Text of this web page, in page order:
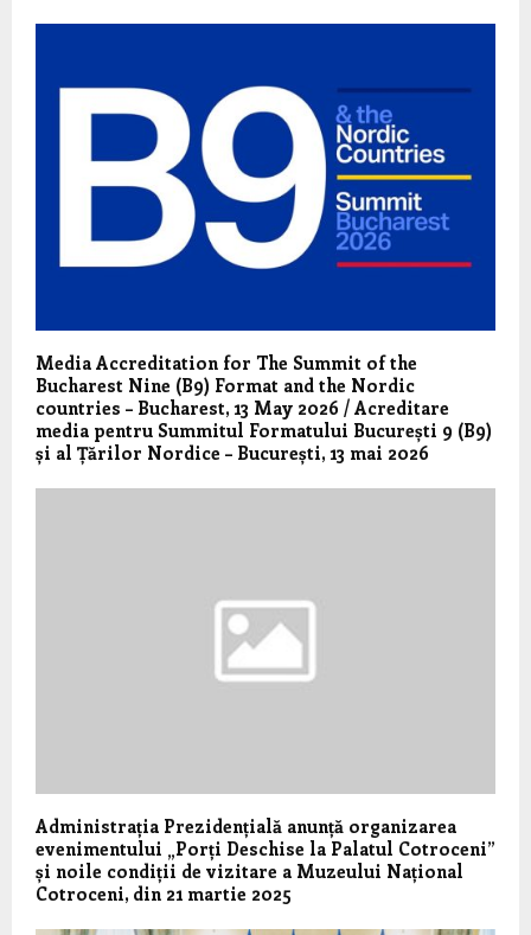
Media Accreditation for The Summit of the
Bucharest Nine (B9) Format and the Nordic
countries – Bucharest, 13 May 2026 / Acreditare
media pentru Summitul Formatului București 9 (B9)
și al Țărilor Nordice – București, 13 mai 2026
Administrația Prezidențială anunță organizarea
evenimentului „Porți Deschise la Palatul Cotroceni”
și noile condiții de vizitare a Muzeului Național
Cotroceni, din 21 martie 2025